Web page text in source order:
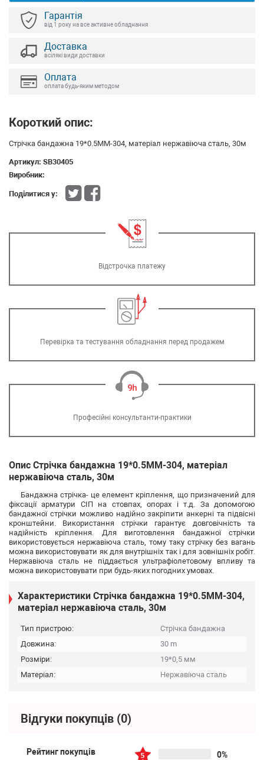
Гарантія
від 1 року на все активне обладнання
Доставка
всілякі види доставки
Оплата
оплата будь-яким методом
Короткий опис:
Стрічка бандажна 19*0.5MM-304, матеріал нержавіюча сталь, 30м
Артикул: SB30405
Виробник:
Поділитися у:
Відстрочка платежу
Перевірка та тестування обладнання перед продажем
Професійні консультанти-практики
Опис Стрічка бандажна 19*0.5MM-304, матеріал
нержавіюча сталь, 30м
Бандажна стрічка- це елемент кріплення, що призначений для
фіксації арматури СІП на стовпах, опорах і т.д. За допомогою
бандажної стрічки можливо надійно закріпити анкерні та підвісні
кронштейни. Використання стрічки гарантує довговічність та
надійність кріплення. Для виготовлення бандажної стрічки
використовується нержавіюча сталь, тому таку стрічку без вагань
можна використовувати як для внутрішніх так і для зовнішніх робіт.
Нержавіюча сталь не піддається ультрафіолетовому впливу та
можна використовувати при будь-яких погодних умовах.
Характеристики Стрічка бандажна 19*0.5MM-304,
матеріал нержавіюча сталь, 30м
Тип пристрою:
Стрічка бандажна
Довжина:
30 m
Розміри:
19*0,5 мм
Матеріал:
Нержавіюча сталь
Відгуки покупців (0)
Рейтинг покупців 0%